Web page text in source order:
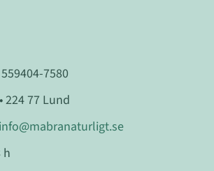
7580
224 77 Lund
info@mabranaturligt.se
h